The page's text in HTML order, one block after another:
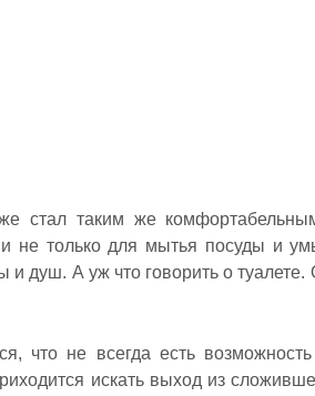
стал таким же
и не только для мытья посуды и
душ. А уж что говорить о туалете.
что не всегда есть
искать выход из